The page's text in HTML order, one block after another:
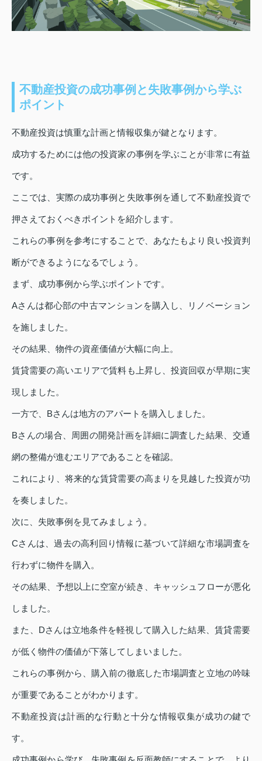
不動産投資の成功事例と失敗事例から学ぶ
ポイント
不動産投資は慎重な計画と情報収集が鍵となります。
成功するためには他の投資家の事例を学ぶことが非常に有益
です。
ここでは、実際の成功事例と失敗事例を通して不動産投資で
押さえておくべきポイントを紹介します。
これらの事例を参考にすることで、あなたもより良い投資判
断ができるようになるでしょう。
まず、成功事例から学ぶポイントです。
Aさんは都心部の中古マンションを購入し、リノベーション
を施しました。
その結果、物件の資産価値が大幅に向上。
賃貸需要の高いエリアで賃料も上昇し、投資回収が早期に実
現しました。
一方で、Bさんは地方のアパートを購入しました。
Bさんの場合、周囲の開発計画を詳細に調査した結果、交通
網の整備が進むエリアであることを確認。
これにより、将来的な賃貸需要の高まりを見越した投資が功
を奏しました。
次に、失敗事例を見てみましょう。
Cさんは、過去の高利回り情報に基づいて詳細な市場調査を
行わずに物件を購入。
その結果、予想以上に空室が続き、キャッシュフローが悪化
しました。
また、Dさんは立地条件を軽視して購入した結果、賃貸需要
が低く物件の価値が下落してしまいました。
これらの事例から、購入前の徹底した市場調査と立地の吟味
が重要であることがわかります。
不動産投資は計画的な行動と十分な情報収集が成功の鍵で
す。